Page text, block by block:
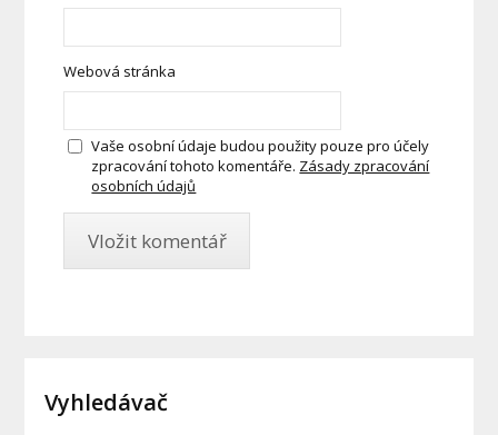
Webová stránka
Vaše osobní údaje budou použity pouze pro účely
zpracování tohoto komentáře. Zásady zpracování
osobních údajů
Vyhledávač